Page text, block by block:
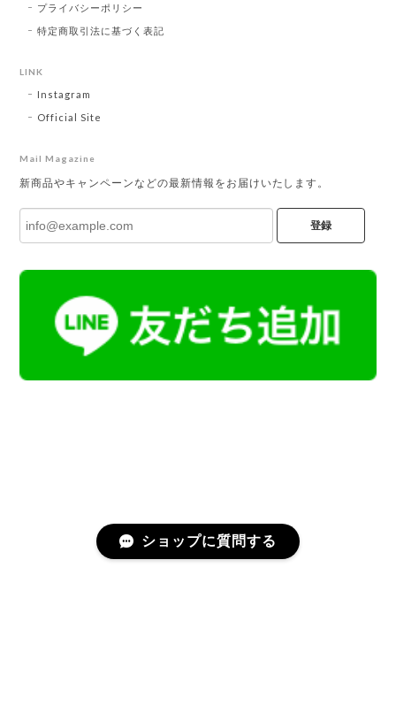
プライバシーポリシー
特定商取引法に基づく表記
LINK
Instagram
Official Site
Mail Magazine
新商品やキャンペーンなどの最新情報をお届けいたします。
登録
ショップに質問する